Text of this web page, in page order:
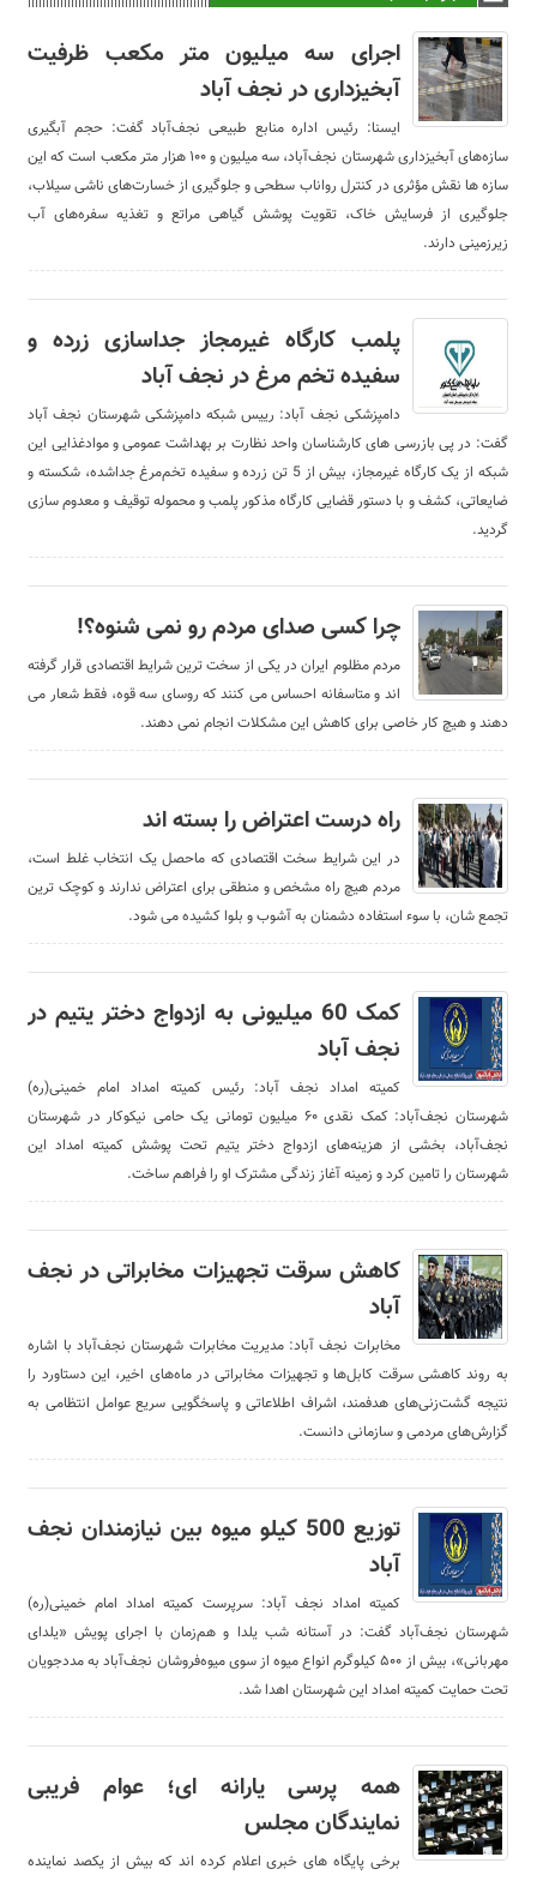
اجرای سه میلیون متر مکعب ظرفیت
آبخیزداری در نجف آباد
ایسنا: رئیس اداره منابع طبیعی نجف‌آباد گفت: حجم آبگیری
سازه‌های آبخیزداری شهرستان نجف‌آباد، سه میلیون و ۱۰۰ هزار متر مکعب است که این
سازه ها نقش مؤثری در کنترل رواناب سطحی و جلوگیری از خسارت‌های ناشی سیلاب،
جلوگیری از فرسایش خاک، تقویت پوشش گیاهی مراتع و تغذیه سفره‌های آب
زیرزمینی دارند.
پلمب کارگاه غیرمجاز جداسازی زرده و
سفیده تخم مرغ در نجف آباد
دامپزشکی نجف آباد: رییس شبکه دامپزشکی شهرستان نجف آباد
گفت: در پی بازرسی های کارشناسان واحد نظارت بر بهداشت عمومی و موادغذایی این
شبکه از یک کارگاه غیرمجاز، بیش از 5 تن زرده و سفیده تخم‌مرغ جداشده، شکسته و
ضایعاتی، کشف و با دستور قضایی کارگاه مذکور پلمب و محموله توقیف و معدوم سازی
گردید.
چرا کسی صدای مردم رو نمی شنوه؟!
مردم مظلوم ایران در یکی از سخت ترین شرایط اقتصادی قرار گرفته
اند و متاسفانه احساس می کنند که روسای سه قوه، فقط شعار می
دهند و هیچ کار خاصی برای کاهش این مشکلات انجام نمی دهند.
راه درست اعتراض را بسته اند
در این شرایط سخت اقتصادی که ماحصل یک انتخاب غلط است،
مردم هیچ راه مشخص و منطقی برای اعتراض ندارند و کوچک ترین
تجمع شان، با سوء استفاده دشمنان به آشوب و بلوا کشیده می شود.
کمک 60 میلیونی به ازدواج دختر یتیم در
نجف آباد
کمیته امداد نجف آباد: رئیس کمیته امداد امام خمینی(ره)
شهرستان نجف‌آباد: کمک نقدی ۶۰ میلیون تومانی یک حامی نیکوکار در شهرستان
نجف‌آباد، بخشی از هزینه‌های ازدواج دختر یتیم تحت پوشش کمیته امداد این
شهرستان را تامین کرد و زمینه آغاز زندگی مشترک او را فراهم ساخت.
کاهش سرقت تجهیزات مخابراتی در نجف
آباد
مخابرات نجف آباد: مدیریت مخابرات شهرستان نجف‌آباد با اشاره
به روند کاهشی سرقت کابل‌ها و تجهیزات مخابراتی در ماه‌های اخیر، این دستاورد را
نتیجه گشت‌زنی‌های هدفمند، اشراف اطلاعاتی و پاسخگویی سریع عوامل انتظامی به
گزارش‌های مردمی و سازمانی دانست.
توزیع 500 کیلو میوه بین نیازمندان نجف
آباد
کمیته امداد نجف آباد: سرپرست کمیته امداد امام خمینی(ره)
شهرستان نجف‌آباد گفت: در آستانه شب یلدا و هم‌زمان با اجرای پویش «یلدای
مهربانی»، بیش از ۵۰۰ کیلوگرم انواع میوه از سوی میوه‌فروشان نجف‌آباد به مددجویان
تحت حمایت کمیته امداد این شهرستان اهدا شد.
همه پرسی یارانه ای؛ عوام فریبی
نمایندگان مجلس
برخی پایگاه های خبری اعلام کرده اند که بیش از یکصد نماینده